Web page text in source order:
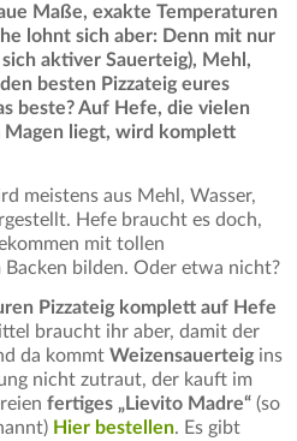
Maße, exakte Temperaturen
lohnt sich aber: Denn mit nur
aktiver Sauerteig), Mehl,
besten Pizzateig eures
beste? Auf Hefe, die vielen
Magen liegt, wird komplett
meistens aus Mehl, Wasser,
Hefe braucht es doch,
mit tollen
Backen bilden. Oder etwa nicht?
Pizzateig komplett auf Hefe
braucht ihr aber, damit der
da kommt Weizensauerteig ins
nicht zutraut, der kauft im
fertiges „Lievito Madre“ (so
Hier bestellen. Es gibt